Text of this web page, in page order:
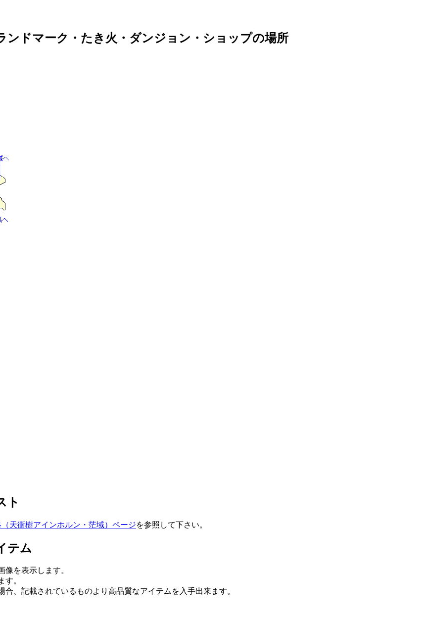
ンドマーク・たき火・ダンジョン・ショップの場所
ト
天衝樹アインホルン・茫域）ページを参照して下さい。
テム
を表示します。
す。
、記載されているものより高品質なアイテムを入手出来ます。